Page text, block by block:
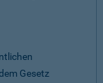
Gesetz